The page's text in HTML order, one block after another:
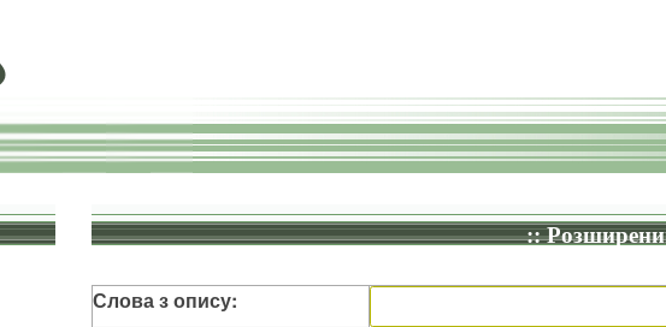
::
Слова з опису: